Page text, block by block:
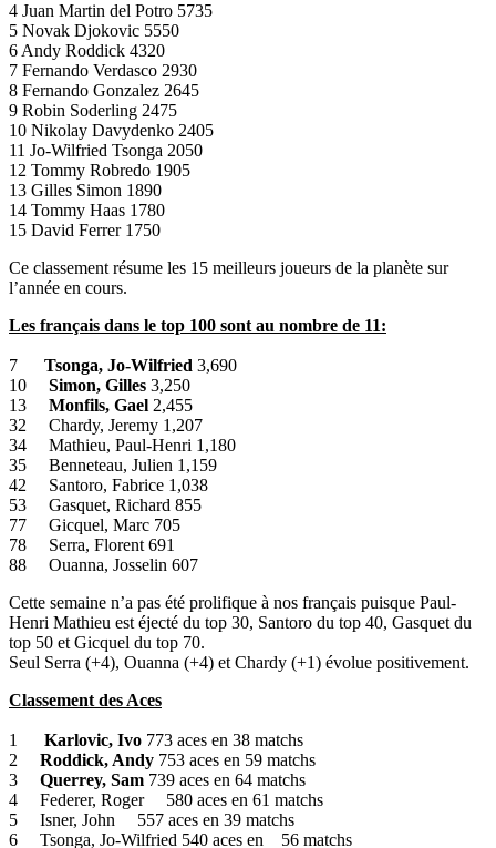
4 Juan Martin del Potro 5735
5 Novak Djokovic 5550
6 Andy Roddick 4320
7 Fernando Verdasco 2930
8 Fernando Gonzalez 2645
9 Robin Soderling 2475
10 Nikolay Davydenko 2405
11 Jo-Wilfried Tsonga 2050
12 Tommy Robredo 1905
13 Gilles Simon 1890
14 Tommy Haas 1780
15 David Ferrer 1750
Ce classement résume les 15 meilleurs joueurs de la planète sur
l’année en cours.
Les français dans le top 100 sont au nombre de 11:
7 Tsonga, Jo-Wilfried 3,690
10 Simon, Gilles 3,250
13 Monfils, Gael 2,455
32 Chardy, Jeremy 1,207
34 Mathieu, Paul-Henri 1,180
35 Benneteau, Julien 1,159
42 Santoro, Fabrice 1,038
53 Gasquet, Richard 855
77 Gicquel, Marc 705
78 Serra, Florent 691
88 Ouanna, Josselin 607
Cette semaine n’a pas été prolifique à nos français puisque Paul-
Henri Mathieu est éjecté du top 30, Santoro du top 40, Gasquet du
top 50 et Gicquel du top 70.
Seul Serra (+4), Ouanna (+4) et Chardy (+1) évolue positivement.
Classement des Aces
1 Karlovic, Ivo 773 aces en 38 matchs
2 Roddick, Andy 753 aces en 59 matchs
3 Querrey, Sam 739 aces en 64 matchs
4 Federer, Roger 580 aces en 61 matchs
5 Isner, John 557 aces en 39 matchs
6 Tsonga, Jo-Wilfried 540 aces en 56 matchs